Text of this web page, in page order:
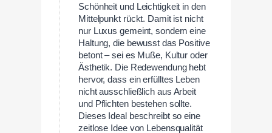
Schönheit und Leichtigkeit in den
Mittelpunkt rückt. Damit ist nicht
nur Luxus gemeint, sondern eine
Haltung, die bewusst das Positive
betont – sei es Muße, Kultur oder
Ästhetik. Die Redewendung hebt
hervor, dass ein erfülltes Leben
nicht ausschließlich aus Arbeit
und Pflichten bestehen sollte.
Dieses Ideal beschreibt so eine
zeitlose Idee von Lebensqualität